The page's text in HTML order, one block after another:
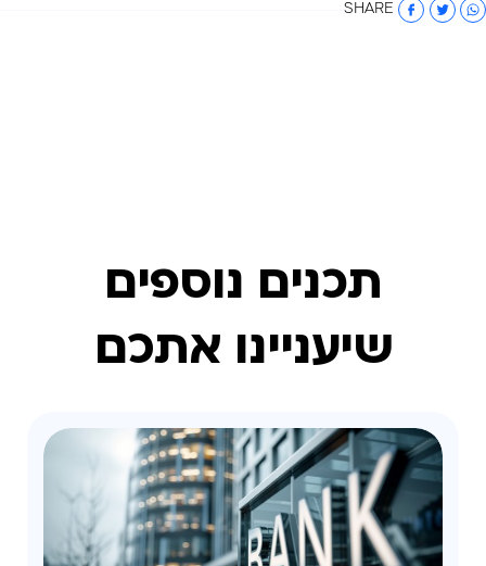
SHARE
תכנים נוספים
שיעניינו אתכם